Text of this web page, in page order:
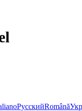
РусскийRomână